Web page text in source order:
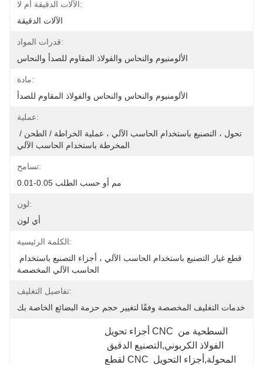
الآلات الدقيقة أم لا:
الآلات الدقيقة
قدرات المواد:
الألومنيوم والنحاس والفولاذ المقاوم للصدأ والنحاس
مادة:
الألومنيوم والنحاس والنحاس والفولاذ المقاوم للصدأ
عملية:
المخرطة باستخدام الحاسب الآلي
تسامح:
0.01-0.05 مم أو حسب الطلب
لون:
أي لون
الكلمة الرئيسية:
الحاسب الآلي المخصصة
تفاصيل التغليف:
خدمات التغليف المخصصة وفقًا لتغيير حجم حزمة البضائع الخاصة بك
أجزاء تحويل CNC السطحية من
لقطع CNC المحولة,أجزاء التحويل